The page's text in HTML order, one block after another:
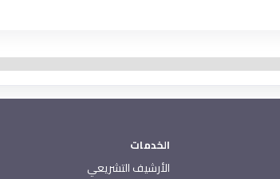
الخدمات
الأرشيف التشريعي